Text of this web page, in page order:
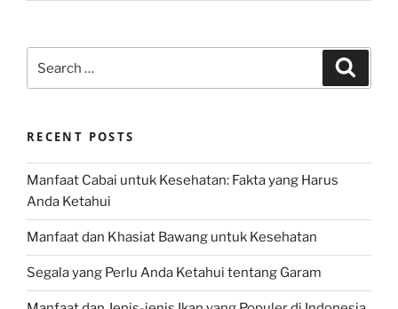
for:
RECENT POSTS
Manfaat Cabai untuk Kesehatan: Fakta yang Harus
Anda Ketahui
Manfaat dan Khasiat Bawang untuk Kesehatan
Segala yang Perlu Anda Ketahui tentang Garam